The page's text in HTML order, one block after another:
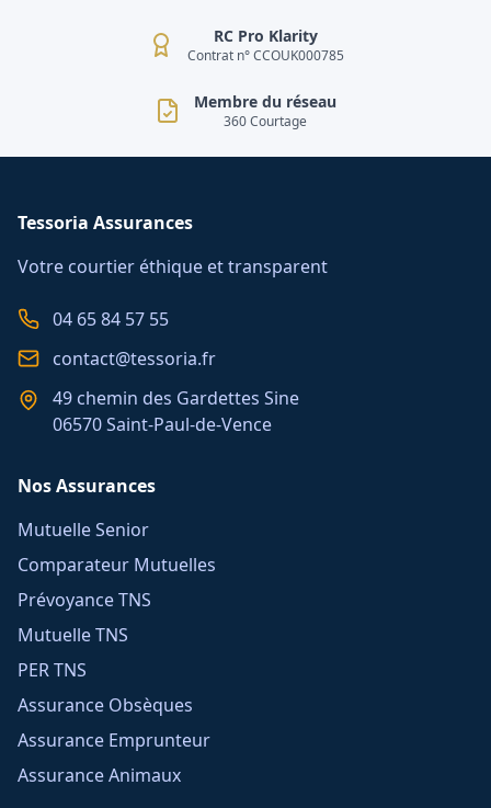
RC Pro Klarity
Contrat n° CCOUK000785
Membre du réseau
360 Courtage
Tessoria Assurances
Votre courtier éthique et transparent
04 65 84 57 55
contact@tessoria.fr
49 chemin des Gardettes Sine
06570 Saint-Paul-de-Vence
Nos Assurances
Mutuelle Senior
Comparateur Mutuelles
Prévoyance TNS
Mutuelle TNS
PER TNS
Assurance Obsèques
Assurance Emprunteur
Assurance Animaux